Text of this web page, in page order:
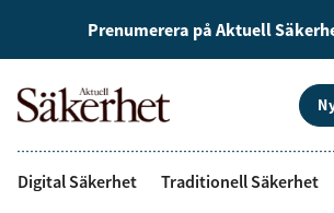
Prenumerera på Aktuell
Digital Säkerhet Traditionell Säkerhet